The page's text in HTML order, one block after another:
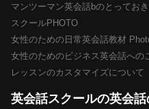
マンツーマン英会話bのとっておき
スクールPHOTO
女性のための日常英会話教材
女性のためのビジネス英会話への
レッスンのカスタマイズについて
英会話スクールの英会